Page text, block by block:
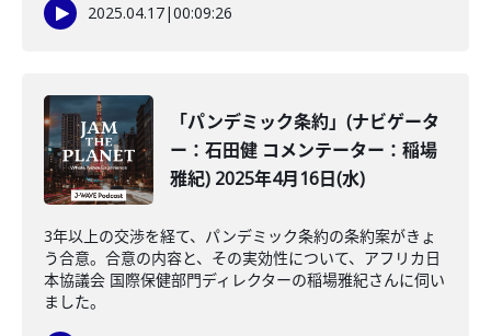
2025.04.17|00:09:26
「パンデミック条約」(ナビゲータ
ー：石田健 コメンテーター：稲場
雅紀) 2025年4月16日(水)
3年以上の交渉を経て、パンデミック条約の条約案がきょ
う合意。合意の内容と、その実効性について、アフリカ日
本協議会 国際保健部門ディレクターの稲場雅紀さんに伺い
ました。